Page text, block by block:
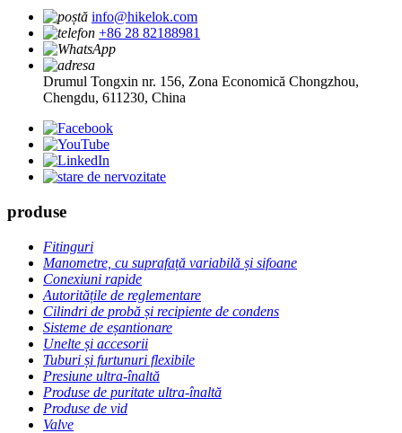
info@hikelok.com
+86 28 82188981
Drumul Tongxin nr. 156, Zona Economică Chongzhou,
Chengdu, 611230, China
produse
Fitinguri
Manometre, cu suprafață variabilă și sifoane
Conexiuni rapide
Autoritățile de reglementare
Cilindri de probă și recipiente de condens
Sisteme de eșantionare
Unelte și accesorii
Tuburi și furtunuri flexibile
Presiune ultra-înaltă
Produse de puritate ultra-înaltă
Produse de vid
Valve